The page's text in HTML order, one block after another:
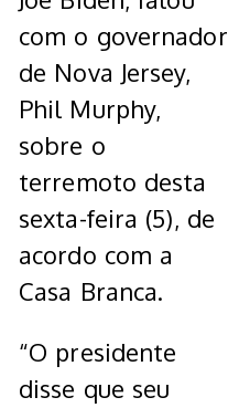
com o governador
de Nova Jersey,
Phil Murphy,
sobre o
terremoto desta
sexta-feira (5), de
acordo com a
Casa Branca.
“O presidente
disse que seu